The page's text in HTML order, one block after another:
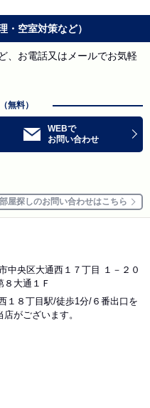
・空室対策など）
、お電話又はメールでお気軽
無料）
WEBで
お問い合わせ
屋探しのお問い合わせはこちら
中央区大通西１７丁目 １－２０
８大通１Ｆ
１８丁目駅/徒歩1分/６番出口を
がございます。